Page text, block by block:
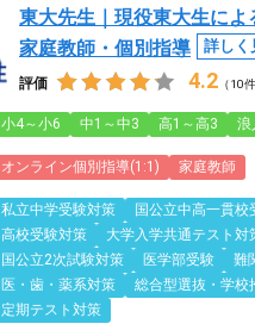
東大先生｜現役東大生によ
家庭教師・個別指導
詳しく
評価 4.2 （10件
小4～小6 中1～中3 高1～高3 浪
オンライン個別指導(1:1) 家庭教師
私立中学受験対策
国公立中高一貫校
高校受験対策
大学入学共通テスト対
国公立2次試験対策
医学部受験
難
医・歯・薬系対策
総合型選抜・学校
定期テスト対策